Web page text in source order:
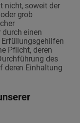
nicht, soweit der
grob
einen
Erfüllungsgehilfen
Pflicht, deren
des
deren Einhaltung